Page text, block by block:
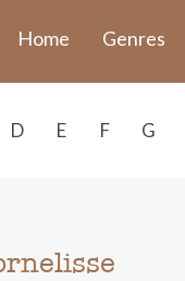
Home Genres
D E F G